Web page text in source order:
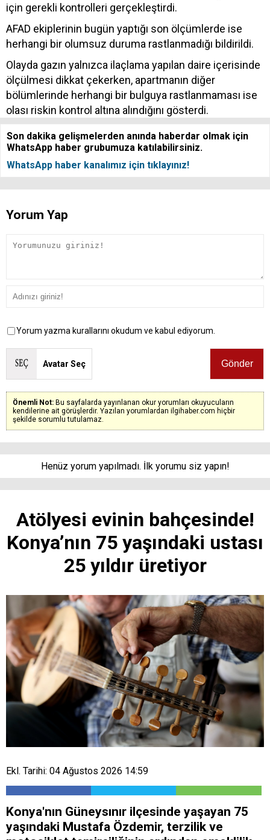
için gerekli kontrolleri gerçekleştirdi.
AFAD ekiplerinin bugün yaptığı son ölçümlerde ise
herhangi bir olumsuz duruma rastlanmadığı bildirildi.
Olayda gazın yalnızca ilaçlama yapılan daire içerisinde
ölçülmesi dikkat çekerken, apartmanın diğer
bölümlerinde herhangi bir bulguya rastlanmaması ise
olası riskin kontrol altına alındığını gösterdi.
Son dakika gelişmelerden anında haberdar olmak için
WhatsApp haber grubumuza katılabilirsiniz.
WhatsApp haber kanalımız için tıklayınız!
Yorum Yap
Yorum yazma kurallarını okudum ve kabul ediyorum.
Avatar Seç
Önemli Not: Bu sayfalarda yayınlanan okur yorumları okuyucuların
kendilerine ait görüşlerdir. Yazılan yorumlardan ilgihaber.com hiçbir
şekilde sorumlu tutulamaz.
Henüz yorum yapılmadı. İlk yorumu siz yapın!
Atölyesi evinin bahçesinde!
Konya’nın 75 yaşındaki ustası
25 yıldır üretiyor
Ekl. Tarihi: 04 Ağustos 2026 14:59
Konya'nın Güneysınır ilçesinde yaşayan 75
yaşındaki Mustafa Özdemir, terzilik ve